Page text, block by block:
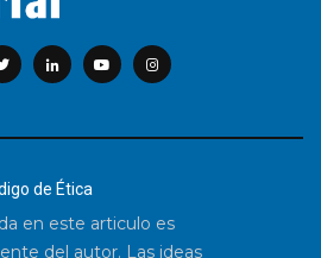
de Ética
en este articulo es
del autor. Las ideas